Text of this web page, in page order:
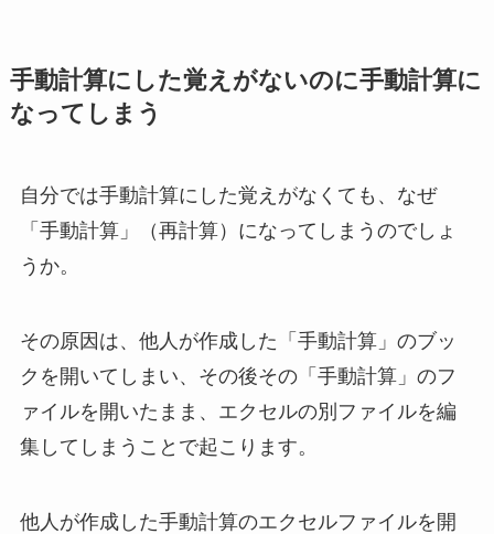
手動計算にした覚えがないのに手動計算に
なってしまう
自分では手動計算にした覚えがなくても、なぜ
「手動計算」（再計算）になってしまうのでしょ
うか。
その原因は、他人が作成した「手動計算」のブッ
クを開いてしまい、その後その「手動計算」のフ
ァイルを開いたまま、エクセルの別ファイルを編
集してしまうことで起こります。
他人が作成した手動計算のエクセルファイルを開